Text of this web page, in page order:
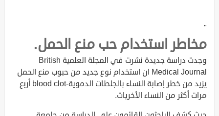
"
مخاطر استخدام حب منع الحمل.
وجدت دراسة جديدة نشرت في المجلة العلمية British
Medical Journal ان استخدام نوع جديد من حبوب منع الحمل
يزيد من خطر إصابة النساء بالجلطات الدموية-blood clot أربع
مرات أكثر من النساء الأخريات.